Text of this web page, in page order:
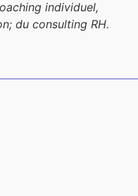
individuel,
du consulting RH.